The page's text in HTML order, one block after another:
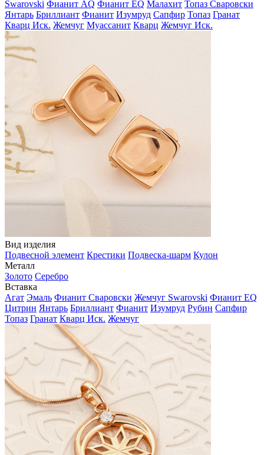
Swarovski Фианит AQ Фианит EQ Малахит Топаз Сваровски
Янтарь Бриллиант Фианит Изумруд Сапфир Топаз Гранат
Кварц Иск. Жемчуг Муассанит Кварц Жемчуг Иск.
Вид изделия
Подвесной элемент Крестики Подвеска-шарм Кулон
Металл
Золото Серебро
Вставка
Агат Эмаль Фианит Сваровски Жемчуг Swarovski Фианит EQ
Цитрин Янтарь Бриллиант Фианит Изумруд Рубин Сапфир
Топаз Гранат Кварц Иск. Жемчуг